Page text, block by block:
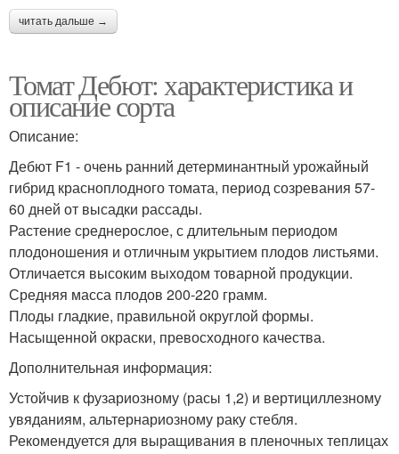
читать дальше →
Томат Дебют: характеристика и
описание сорта
Описание:
Дебют F1 - очень ранний детерминантный урожайный
гибрид красноплодного томата, период созревания 57-
60 дней от высадки рассады.
Растение среднерослое, с длительным периодом
плодоношения и отличным укрытием плодов листьями.
Отличается высоким выходом товарной продукции.
Средняя масса плодов 200-220 грамм.
Плоды гладкие, правильной округлой формы.
Насыщенной окраски, превосходного качества.
Дополнительная информация:
Устойчив к фузариозному (расы 1,2) и вертициллезному
увяданиям, альтернариозному раку стебля.
Рекомендуется для выращивания в пленочных теплицах